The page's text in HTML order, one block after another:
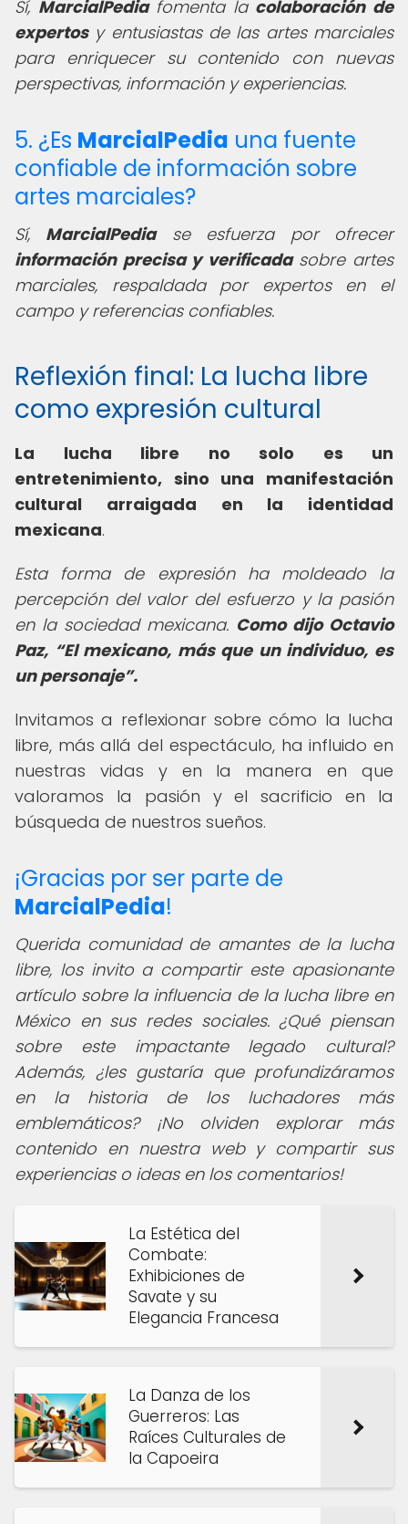
Sí, MarcialPediafomenta la colaboración de
expertosy entusiastas de las artes marciales
para enriquecer su contenido con nuevas
perspectivas, información y experiencias.
5. ¿Es MarcialPedia una fuente
confiable de información sobre
artes marciales?
Sí, MarcialPediase esfuerza por ofrecer
información precisa y verificadasobre artes
marciales, respaldada por expertos en el
campo y referencias confiables.
Reflexión final: La lucha libre
como expresión cultural
La lucha libre no solo es un
entretenimiento, sino una manifestación
cultural arraigada en la identidad
mexicana.
Esta forma de expresión ha moldeado la
percepción del valor del esfuerzo y la pasión
en la sociedad mexicana. Como dijo Octavio
Paz,
El mexicano, más que un individuo, es
un personaje .
Invitamos a reflexionar sobre cómo la lucha
libre, más allá del espectáculo, ha influido en
nuestras vidas y en la manera en que
valoramos la pasión y el sacrificio en la
búsqueda de nuestros sueños.
¡Gracias por ser parte de
MarcialPedia!
Querida comunidad de amantes de la lucha
libre, los invito a compartir este apasionante
artículo sobre la influencia de la lucha libre en
México en sus redes sociales. ¿Qué piensan
sobre este impactante legado cultural?
Además, ¿les gustaría que profundizáramos
en la historia de los luchadores más
emblemáticos? ¡No olviden explorar más
contenido en nuestra web y compartir sus
experiencias o ideas en los comentarios!
La Estética del
Combate:
Exhibiciones de
Savate y su
Elegancia Francesa
La Danza de los
Guerreros: Las
Raíces Culturales de
la Capoeira